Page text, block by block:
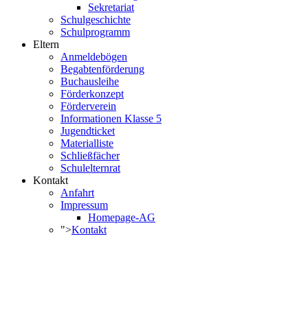
Sekretariat
Schulgeschichte
Schulprogramm
Eltern
Anmeldebögen
Begabtenförderung
Buchausleihe
Förderkonzept
Förderverein
Informationen Klasse 5
Jugendticket
Materialliste
Schließfächer
Schulelternrat
Kontakt
Anfahrt
Impressum
Homepage-AG
">Kontakt